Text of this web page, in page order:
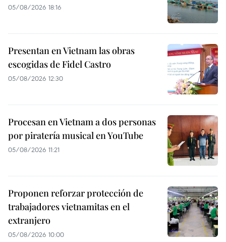
05/08/2026 18:16
Presentan en Vietnam las obras
escogidas de Fidel Castro
05/08/2026 12:30
Procesan en Vietnam a dos personas
por piratería musical en YouTube
05/08/2026 11:21
Proponen reforzar protección de
trabajadores vietnamitas en el
extranjero
05/08/2026 10:00